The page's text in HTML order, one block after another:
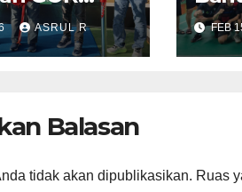
dan Buka
Kapolda
ASRUL R FEB
Balasan
tidak akan dipublikasikan. Ruas